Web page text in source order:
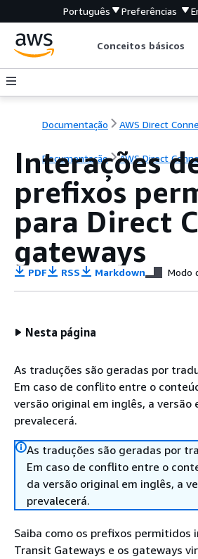
Português Preferências
Conceitos básicos
Documentação AWS Direct
Documentação AWS Direct
Interações
prefixos
para Direct
gateways
PDF RSS Markdown Modo
Nesta página
As traduções são geradas por
Em caso de conflito entre o
versão original em inglês, a versão
prevalecerá.
As traduções são geradas por
Em caso de conflito entre o
da versão original em inglês, a
prevalecerá.
Saiba como os prefixos permitidos
Transit Gateways e os gateways